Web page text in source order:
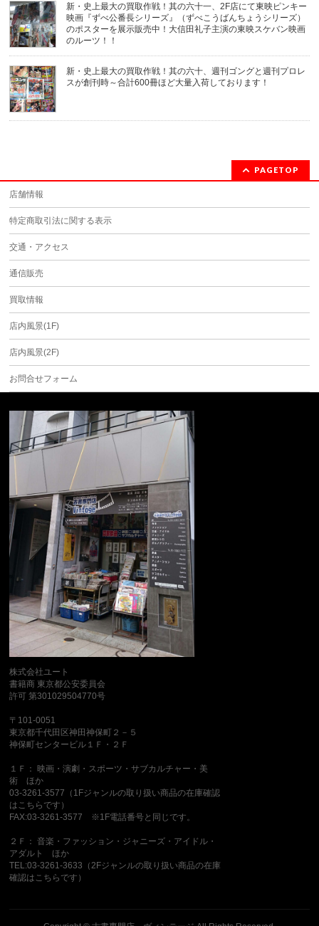
新・史上最大の買取作戦！其の六十一、2F店にて東映ピンキー
映画『ずべ公番長シリーズ』（ずべこうばんちょうシリーズ）
のポスターを展示販売中！大信田礼子主演の東映スケバン映画
のルーツ！！
新・史上最大の買取作戦！其の六十、週刊ゴングと週刊プロレ
スが創刊時～合計600冊ほど大量入荷しております！
PAGETOP
店舗情報
特定商取引法に関する表示
交通・アクセス
通信販売
買取情報
店内風景(1F)
店内風景(2F)
お問合せフォーム
株式会社ユート
書籍商 東京都公安委員会
許可 第301029504770号
〒101-0051
東京都千代田区神田神保町２－５
神保町センタービル１Ｆ・２Ｆ
１Ｆ： 映画・演劇・スポーツ・サブカルチャー・美
術 ほか
03-3261-3577（1Fジャンルの取り扱い商品の在庫確認
はこちらです）
FAX:03-3261-3577 ※1F電話番号と同じです。
２Ｆ： 音楽・ファッション・ジャニーズ・アイドル・
アダルト ほか
TEL:03-3261-3633（2Fジャンルの取り扱い商品の在庫
確認はこちらです）